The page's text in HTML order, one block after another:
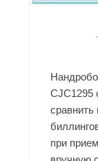
CJC1295
при